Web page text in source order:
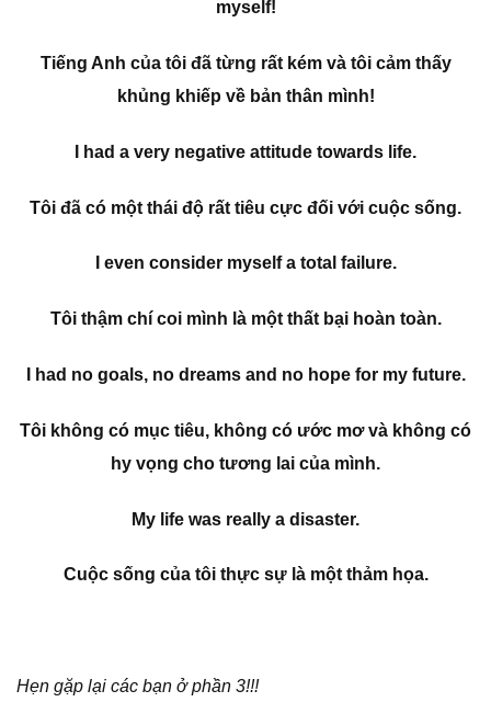
myself!
Tiếng Anh của tôi đã từng rất kém và tôi cảm thấy
khủng khiếp về bản thân mình!
I had a very negative attitude towards life.
Tôi đã có một thái độ rất tiêu cực đối với cuộc sống.
I even consider myself a total failure.
Tôi thậm chí coi mình là một thất bại hoàn toàn.
I had no goals, no dreams and no hope for my future.
Tôi không có mục tiêu, không có ước mơ và không có
hy vọng cho tương lai của mình.
My life was really a disaster.
Cuộc sống của tôi thực sự là một thảm họa.
Hẹn gặp lại các bạn ở phần 3!!!